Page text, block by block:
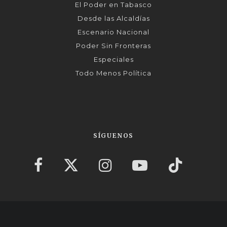
El Poder en Tabasco
Desde las Alcaldías
Escenario Nacional
Poder Sin Fronteras
Especiales
Todo Menos Política
SÍGUENOS